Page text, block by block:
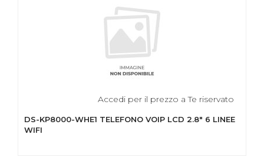
Accedi per il prezzo a Te riservato
DS-KP8000-WHE1 TELEFONO VOIP LCD 2.8" 6 LINEE
WIFI